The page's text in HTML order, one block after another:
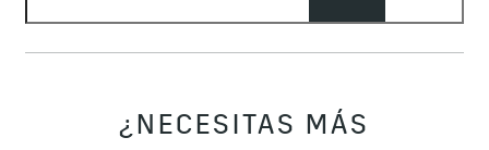
¿NECESITAS MÁS